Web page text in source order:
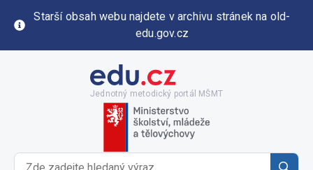
Starší obsah webu najdete v archivu stránek na old-
edu.gov.cz
Jednotný metodický portál MŠMT